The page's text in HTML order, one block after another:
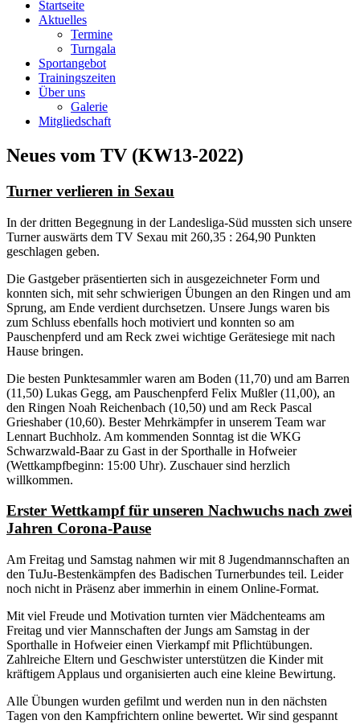
Startseite
Aktuelles
Termine
Turngala
Sportangebot
Trainingszeiten
Über uns
Galerie
Mitgliedschaft
Neues vom TV (KW13-2022)
Turner verlieren in Sexau
In der dritten Begegnung in der Landesliga-Süd mussten sich unsere
Turner auswärts dem TV Sexau mit 260,35 : 264,90 Punkten
geschlagen geben.
Die Gastgeber präsentierten sich in ausgezeichneter Form und
konnten sich, mit sehr schwierigen Übungen an den Ringen und am
Sprung, am Ende verdient durchsetzen. Unsere Jungs waren bis
zum Schluss ebenfalls hoch motiviert und konnten so am
Pauschenpferd und am Reck zwei wichtige Gerätesiege mit nach
Hause bringen.
Die besten Punktesammler waren am Boden (11,70) und am Barren
(11,50) Lukas Gegg, am Pauschenpferd Felix Mußler (11,00), an
den Ringen Noah Reichenbach (10,50) und am Reck Pascal
Grieshaber (10,60). Bester Mehrkämpfer in unserem Team war
Lennart Buchholz. Am kommenden Sonntag ist die WKG
Schwarzwald-Baar zu Gast in der Sporthalle in Hofweier
(Wettkampfbeginn: 15:00 Uhr). Zuschauer sind herzlich
willkommen.
Erster Wettkampf für unseren Nachwuchs nach zwei
Jahren Corona-Pause
Am Freitag und Samstag nahmen wir mit 8 Jugendmannschaften an
den TuJu-Bestenkämpfen des Badischen Turnerbundes teil. Leider
noch nicht in Präsenz aber immerhin in einem Online-Format.
Mit viel Freude und Motivation turnten vier Mädchenteams am
Freitag und vier Mannschaften der Jungs am Samstag in der
Sporthalle in Hofweier einen Vierkampf mit Pflichtübungen.
Zahlreiche Eltern und Geschwister unterstützen die Kinder mit
kräftigem Applaus und organisierten auch eine kleine Bewirtung.
Alle Übungen wurden gefilmt und werden nun in den nächsten
Tagen von den Kampfrichtern online bewertet. Wir sind gespannt